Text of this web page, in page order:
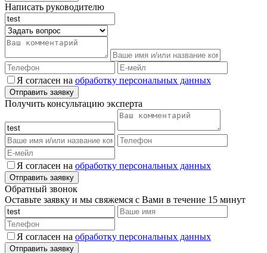
Написать руководителю
Я согласен на обработку персональных данных
Получить консультацию эксперта
Я согласен на обработку персональных данных
Обратный звонок
Оставьте заявку и мы свяжемся с Вами в течение 15 минут
Я согласен на обработку персональных данных